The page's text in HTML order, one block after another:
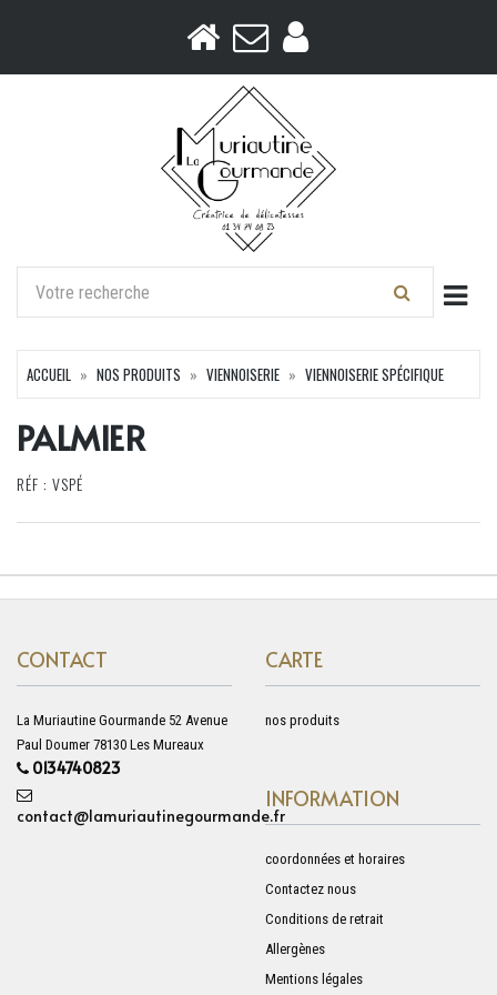
ACCUEIL NOS PRODUITS VIENNOISERIE VIENNOISERIE SPÉCIFIQUE
PALMIER
RÉF : VSPÉ
CONTACT
La Muriautine Gourmande 52 Avenue
Paul Doumer 78130 Les Mureaux
0134740823
contact@lamuriautinegourmande.fr
CARTE
nos produits
INFORMATION
coordonnées et horaires
Contactez nous
Conditions de retrait
Allergènes
Mentions légales